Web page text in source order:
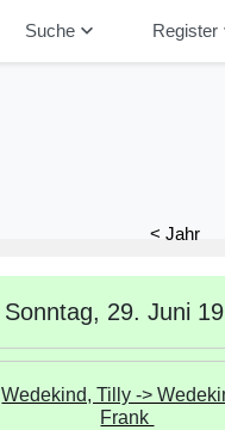
Suchekeyboard_arrow_down Register
< Jahr
Sonntag, 29. Juni
Wedekind, Tilly ->
Frank